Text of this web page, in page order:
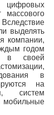
массового
выделять
компании,
годом
в своей
в
на
систем
мобильные